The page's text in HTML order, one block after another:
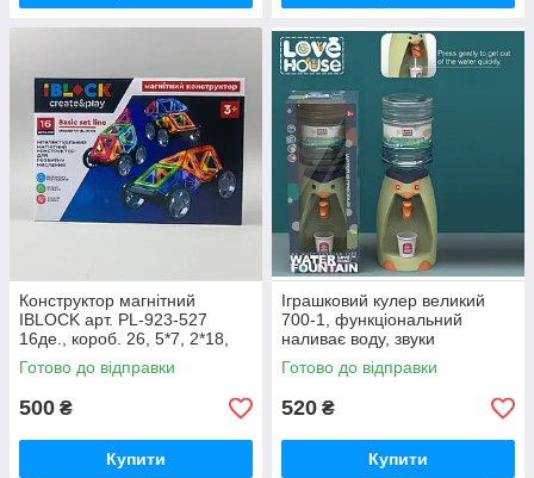
Конструктор магнітний
IBLOCK арт. PL-923-527
16де., короб. 26, 5*7, 2*18,
3см
Готово до відправки
500 ₴
Купити
Іграшковий кулер великий
700-1, функціональний
наливає воду, звуки
булькання, підсвітка, 2
паперові стаканчики,
Готово до відправки
520 ₴
Купити